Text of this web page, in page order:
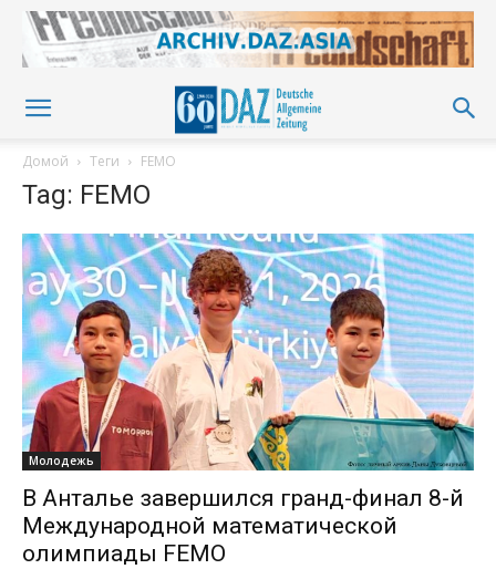
Домой Теги FEMO
Tag: FEMO
Молодежь
В Анталье завершился гранд-финал 8-й
Международной математической
олимпиады FEMO